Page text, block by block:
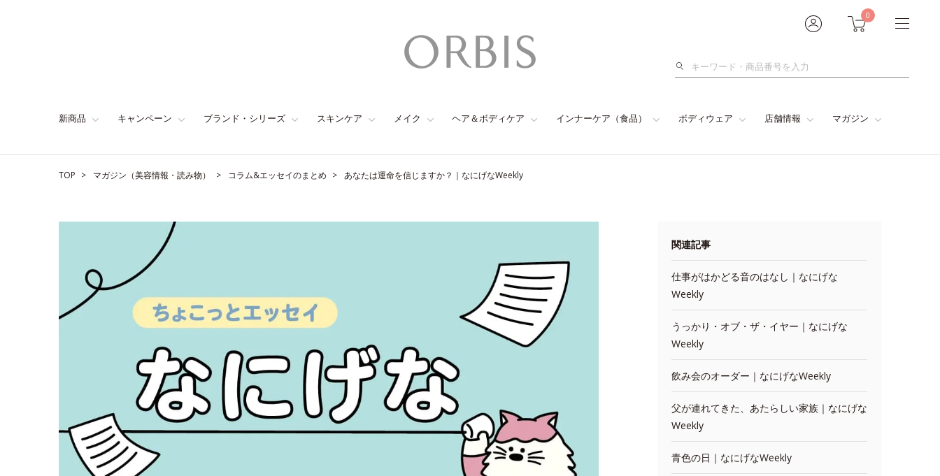
0
検
新商品 キャンペーン ブランド・シリーズ スキンケア メイク ヘア＆ボディケア インナーケア（食品） ボディウェア 店舗情報 マガジン
TOP マガジン（美容情報・読み物） コラム&エッセイのまとめ あなたは運命を信じますか？｜なにげなWeekly
関連記事
仕事がはかどる音のはなし｜なにげな
Weekly
うっかり・オブ・ザ・イヤー｜なにげな
Weekly
飲み会のオーダー｜なにげなWeekly
父が連れてきた、あたらしい家族｜なにげな
Weekly
青色の日｜なにげなWeekly